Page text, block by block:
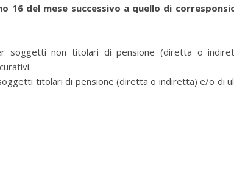
16 del mese successivo a quello di
soggetti non titolari di pensione (diretta o
titolari di pensione (diretta o indiretta) e/o di